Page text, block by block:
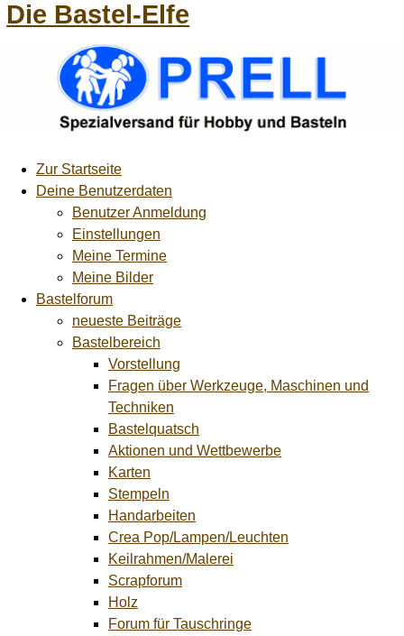
Die Bastel-Elfe
Zur Startseite
Deine Benutzerdaten
Benutzer Anmeldung
Einstellungen
Meine Termine
Meine Bilder
Bastelforum
neueste Beiträge
Bastelbereich
Vorstellung
Fragen über Werkzeuge, Maschinen und
Techniken
Bastelquatsch
Aktionen und Wettbewerbe
Karten
Stempeln
Handarbeiten
Crea Pop/Lampen/Leuchten
Keilrahmen/Malerei
Scrapforum
Holz
Forum für Tauschringe